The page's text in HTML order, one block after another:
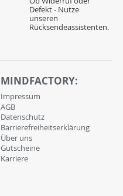
Defekt - Nutze
unseren
Rücksendeassistenten.
MINDFACTORY:
Impressum
AGB
Datenschutz
Barrierefreiheitserklärung
Über uns
Gutscheine
Karriere